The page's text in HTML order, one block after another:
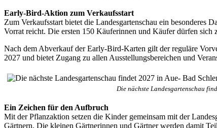
Early-Bird-Aktion zum Verkaufsstart
Zum Verkaufsstart bietet die Landesgartenschau ein besonderes
Vorrat reicht. Die ersten 150 Käuferinnen und Käufer dürfen
Nach dem Abverkauf der Early-Bird-Karten gilt der reguläre
2027 und bietet Zugang zu allen Ausstellungsbereichen und
Die nächste Landesgartenschau
Ein Zeichen für den Aufbruch
Mit der Pflanzaktion setzen die Kinder gemeinsam mit der
Gärtnern. Die kleinen Gärtnerinnen und Gärtner werden damit